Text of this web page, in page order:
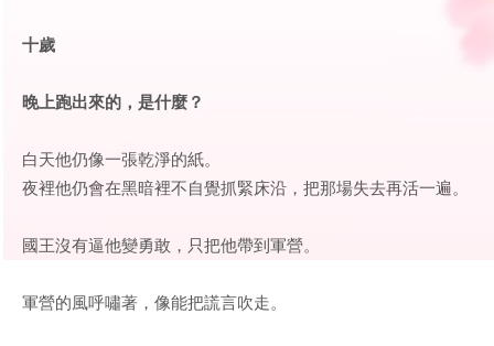
十歲
晚上跑出來的，是什麼？
白天他仍像一張乾淨的紙。
夜裡他仍會在黑暗裡不自覺抓緊床沿，把那場失去再活一遍。
國王沒有逼他變勇敢，只把他帶到軍營。
軍營的風呼嘯著，像能把謊言吹走。